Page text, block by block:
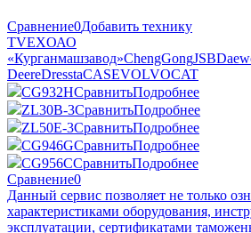
Сравнение0Добавить технику
TVEXОАО
«Курганмашзавод»ChengGongJSB
DeereDresstaCASEVOLVOCAT
CG932HСравнитьПодробнее
ZL30B-3СравнитьПодробнее
ZL50E-3СравнитьПодробнее
CG946GСравнитьПодробнее
CG956CСравнитьПодробнее
Сравнение0
Данный сервис позволяет не только
характеристиками оборудования,
эксплуатации, сертификатами